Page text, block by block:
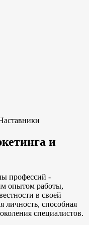
и
профессий -
опытом работы,
в своей
личность, способная
специалистов.